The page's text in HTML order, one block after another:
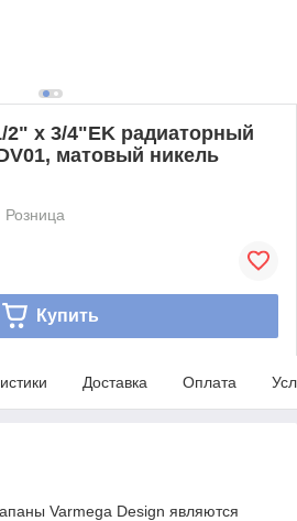
2" x 3/4"EK радиаторный
матовый никель
Розница
Купить
Доставка Оплата
Varmega Design являются